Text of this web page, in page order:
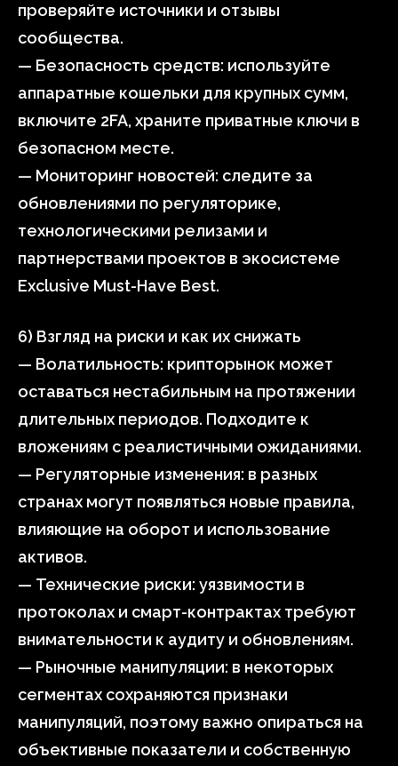
проверяйте источники и отзывы
сообщества.
— Безопасность средств: используйте
аппаратные кошельки для крупных сумм,
включите 2FA, храните приватные ключи в
безопасном месте.
— Мониторинг новостей: следите за
обновлениями по регуляторике,
технологическими релизами и
партнерствами проектов в экосистеме
Exclusive Must-Have Best.
6) Взгляд на риски и как их снижать
— Волатильность: крипторынок может
оставаться нестабильным на протяжении
длительных периодов. Подходите к
вложениям с реалистичными ожиданиями.
— Регуляторные изменения: в разных
странах могут появляться новые правила,
влияющие на оборот и использование
активов.
— Технические риски: уязвимости в
протоколах и смарт-контрактах требуют
внимательности к аудиту и обновлениям.
— Рыночные манипуляции: в некоторых
сегментах сохраняются признаки
манипуляций, поэтому важно опираться на
объективные показатели и собственную